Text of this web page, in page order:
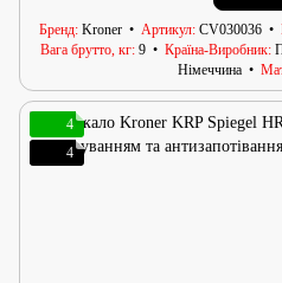
Бренд Kroner Артикул CV030036
Вага брутто, кг 9 Країна-Виробник
Німеччина
4
4